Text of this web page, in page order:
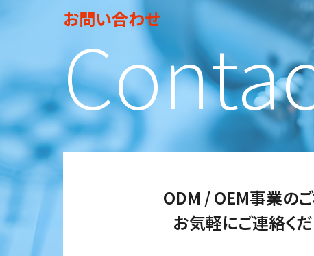
お問い合わせ
ODM / OEM事業の
お気軽にご連絡くだ